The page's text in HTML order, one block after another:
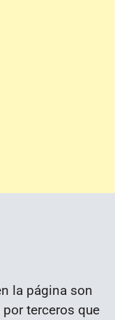
la página son
terceros que